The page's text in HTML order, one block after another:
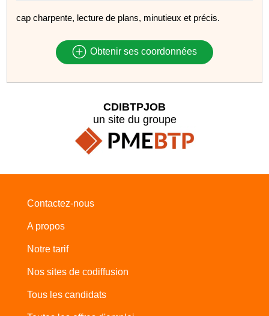
cap charpente, lecture de plans, minutieux et précis.
Obtenir ses coordonnées
CDIBTPJOB
un site du groupe
Contactez-nous
A propos
Notre tarif
Nos sites de codiffusion
Tous les candidats